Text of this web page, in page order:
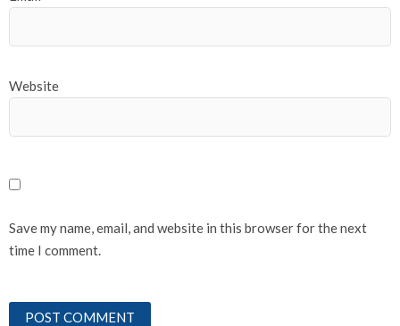
Website
Save my name, email, and website in this browser for the next
time I comment.